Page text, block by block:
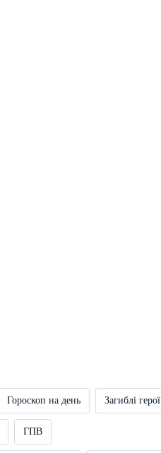
Гороскоп на день Загиблі герої
ГПВ